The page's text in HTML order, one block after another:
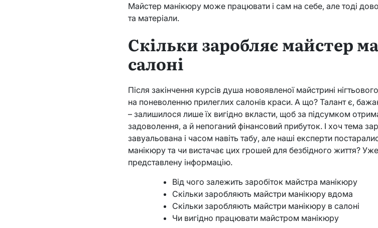
Майстер манікюру може працювати і сам на себе, але тоді
та матеріали.
Скільки заробляє майстер
салоні
Після закінчення курсів душа новоявленої майстрині
на поневоленню прилеглих салонів краси. А що? Талант є,
– залишилося лише їх вигідно вкласти, щоб за підсумком
задоволення, а й непоганий фінансовий прибуток. І хоч тема
завуальована і часом навіть табу, але наші експерти
манікюру та чи вистачає цих грошей для безбідного життя?
представлену інформацію.
Від чого залежить заробіток майстра манікюру
Скільки заробляють майстри манікюру вдома
Скільки заробляють майстри манікюру в салоні
Чи вигідно працювати майстром манікюру